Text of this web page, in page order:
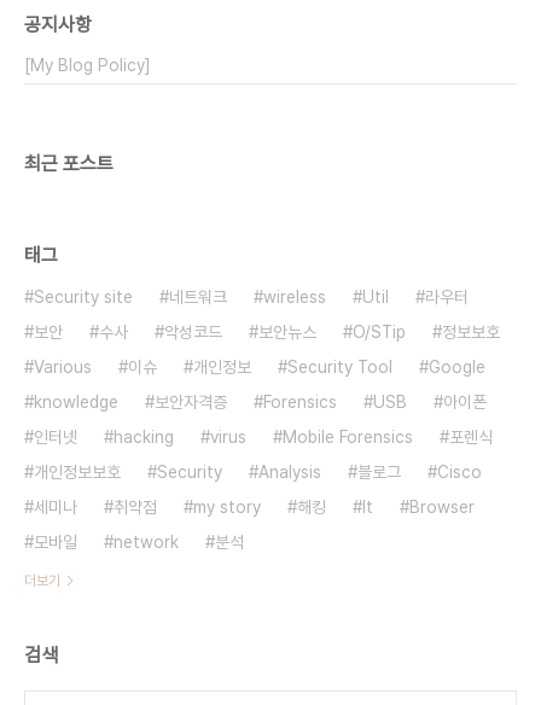
공지사항
[My Blog Policy]
최근 포스트
태그
Security site 네트워크 wireless Util
라우터
보안
수사 악성코드 보안뉴스 O/STip
정보보호
Various
이슈 개인정보 Security Tool
Google
knowledge
보안자격증 Forensics USB
아이폰
인터넷
hacking virus Mobile Forensics
포렌식
개인정보보호
Security Analysis 블로그
Cisco
세미나
취약점 my story 해킹 It
Browser
모바일
network 분석
더보기
검색